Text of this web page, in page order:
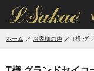
'
ホーム お客様の声 T様 グ